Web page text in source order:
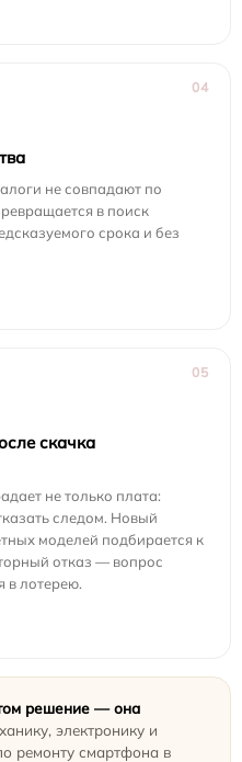
04
не совпадают по
в поиск
срока и без
05
скачка
не только плата:
следом. Новый
моделей подбирается к
отказ — вопрос
в лотерею.
решение — она
электронику и
ремонту смартфона в